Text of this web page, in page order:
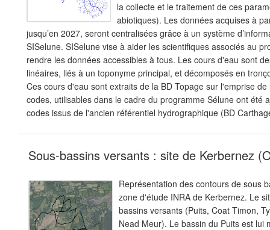
la collecte et le traitement de ces
abiotiques). Les données acquises à
jusqu’en 2027, seront centralisées grâce à un système
SISelune. SISelune vise à aider les scientifiques associés au
rendre les données accessibles à tous. Les cours d'eau sont
linéaires, liés à un toponyme principal, et décomposés en
Ces cours d'eau sont extraits de la BD Topage sur l'emprise
codes, utilisables dans le cadre du programme Sélune ont été
codes issus de l'ancien référentiel hydrographique (BD
Sous-bassins versants : site de Kerbernez
Représentation des contours de sous
zone d'étude INRA de Kerbernez. Le
bassins versants (Puits, Coat Timon,
Nead Meur). Le bassin du Puits est lui